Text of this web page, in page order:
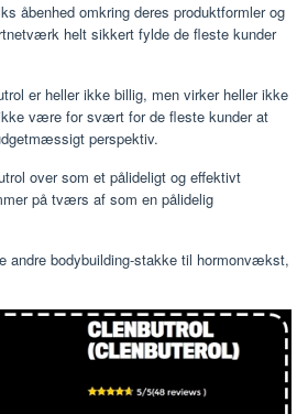
åbenhed omkring deres produktformler og
helt sikkert fylde de fleste kunder
er heller ikke billig, men virker heller ikke
være for svært for de fleste kunder at
perspektiv.
over som et pålideligt og effektivt
på tværs af som en pålidelig
andre bodybuilding-stakke til hormonvækst,